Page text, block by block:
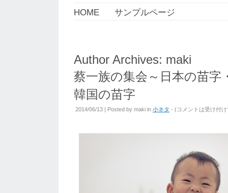
HOME サンプルページ
Author Archives: maki
蔡一族の集会～日本の苗字
韓国の苗字
2014/06/13 | Posted by maki in 小ネタ - (コメントは受け付